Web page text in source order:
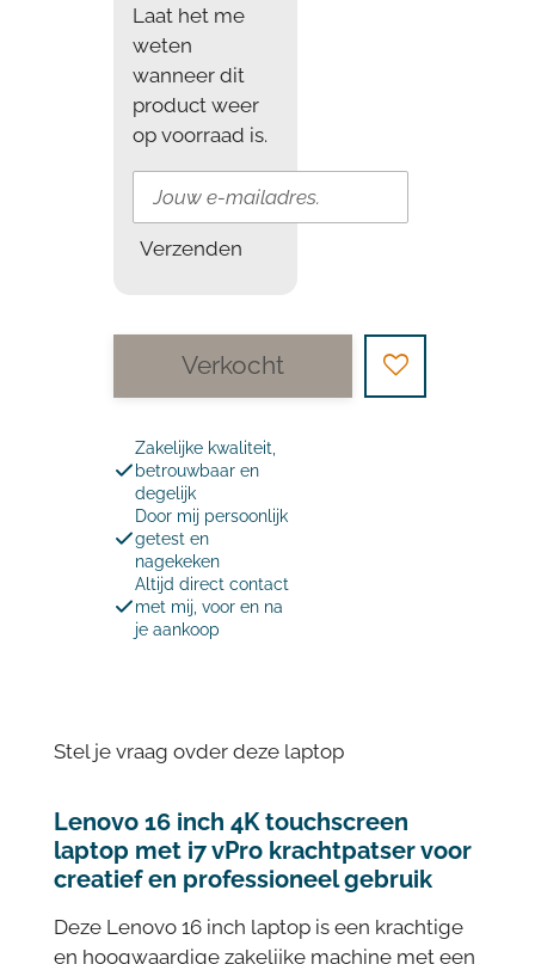
Laat het me
weten
wanneer dit
product weer
op voorraad is.
Verzenden
Verkocht
Zakelijke kwaliteit,
betrouwbaar en
degelijk
Door mij persoonlijk
getest en
nagekeken
Altijd direct contact
met mij, voor en na
je aankoop
Stel je vraag ovder deze laptop
Lenovo 16 inch 4K touchscreen
laptop met i7 vPro krachtpatser voor
creatief en professioneel gebruik
Deze Lenovo 16 inch laptop is een krachtige
en hoogwaardige zakelijke machine met een